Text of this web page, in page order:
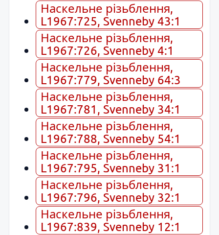
Наскельне різьблення,
L1967:725, Svenneby 43:1
Наскельне різьблення,
L1967:726, Svenneby 4:1
Наскельне різьблення,
L1967:779, Svenneby 64:3
Наскельне різьблення,
L1967:781, Svenneby 34:1
Наскельне різьблення,
L1967:788, Svenneby 54:1
Наскельне різьблення,
L1967:795, Svenneby 31:1
Наскельне різьблення,
L1967:796, Svenneby 32:1
Наскельне різьблення,
L1967:839, Svenneby 12:1